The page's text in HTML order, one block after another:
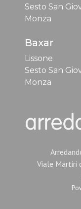
Sesto San
Monza
Baxar
Lissone
Sesto San
Monza
Viale Martiri